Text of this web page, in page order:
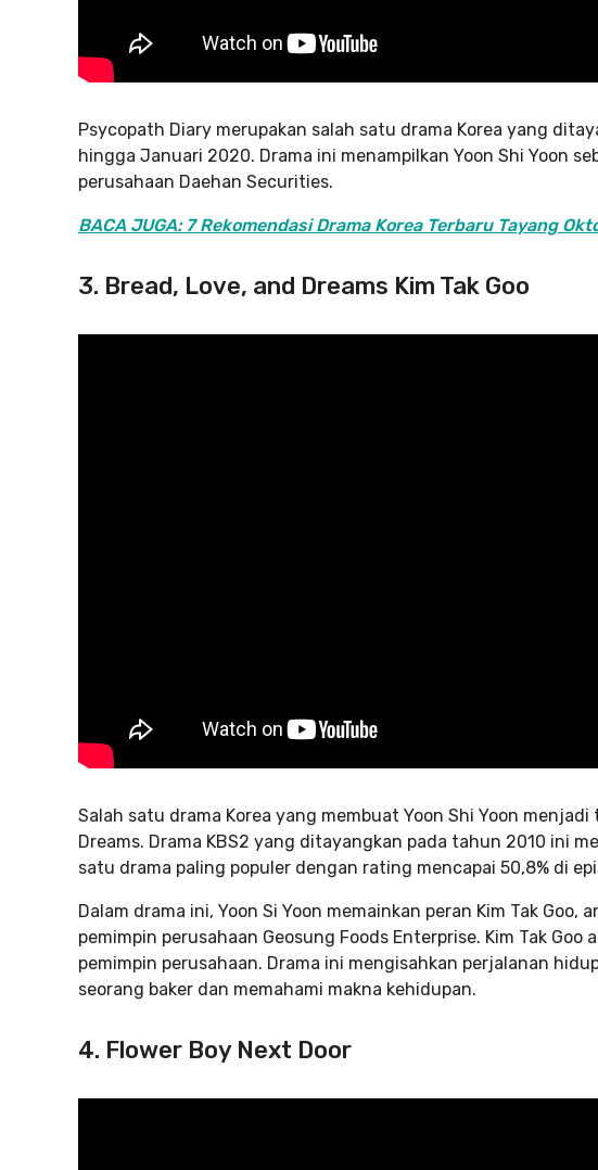
Psycopath Diary merupakan salah satu drama Korea yang
hingga Januari 2020. Drama ini menampilkan Yoon Shi Yoon
perusahaan Daehan Securities.
BACA JUGA: 7 Rekomendasi Drama Korea Terbaru Tayang
3. Bread, Love, and Dreams Kim Tak Goo
Salah satu drama Korea yang membuat Yoon Shi Yoon
Dreams. Drama KBS2 yang ditayangkan pada tahun 2010 ini
satu drama paling populer dengan rating mencapai 50,8% di
Dalam drama ini, Yoon Si Yoon memainkan peran Kim Tak
pemimpin perusahaan Geosung Foods Enterprise. Kim Tak
pemimpin perusahaan. Drama ini mengisahkan perjalanan
seorang baker dan memahami makna kehidupan.
4. Flower Boy Next Door